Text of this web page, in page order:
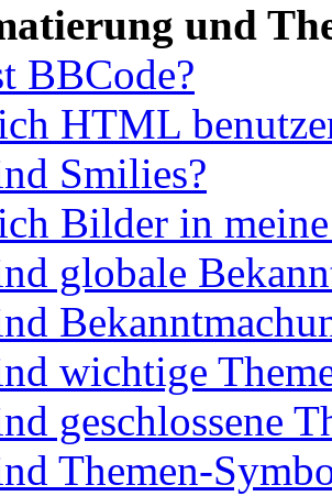
und
BBCode?
HTML
Smilies?
Bilder in
globale
wichtige
geschlossene
Themen-